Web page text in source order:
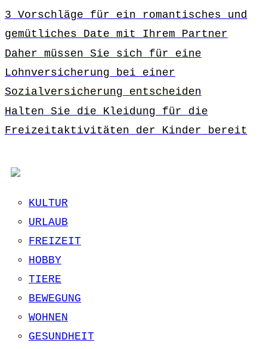
3 Vorschläge für ein romantisches und
gemütliches Date mit Ihrem Partner
Daher müssen Sie sich für eine
Lohnversicherung bei einer
Sozialversicherung entscheiden
Halten Sie die Kleidung für die
Freizeitaktivitäten der Kinder bereit
KULTUR
URLAUB
FREIZEIT
HOBBY
TIERE
BEWEGUNG
WOHNEN
GESUNDHEIT